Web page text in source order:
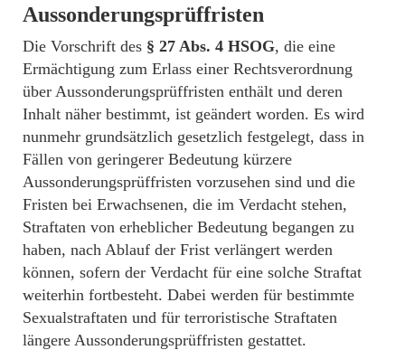
Aussonderungsprüffristen
Die Vorschrift des § 27 Abs. 4 HSOG, die eine
Ermächtigung zum Erlass einer Rechtsverordnung
über Aussonderungsprüffristen enthält und deren
Inhalt näher bestimmt, ist geändert worden. Es wird
nunmehr grundsätzlich gesetzlich festgelegt, dass in
Fällen von geringerer Bedeutung kürzere
Aussonderungsprüffristen vorzusehen sind und die
Fristen bei Erwachsenen, die im Verdacht stehen,
Straftaten von erheblicher Bedeutung begangen zu
haben, nach Ablauf der Frist verlängert werden
können, sofern der Verdacht für eine solche Straftat
weiterhin fortbesteht. Dabei werden für bestimmte
Sexualstraftaten und für terroristische Straftaten
längere Aussonderungsprüffristen gestattet.